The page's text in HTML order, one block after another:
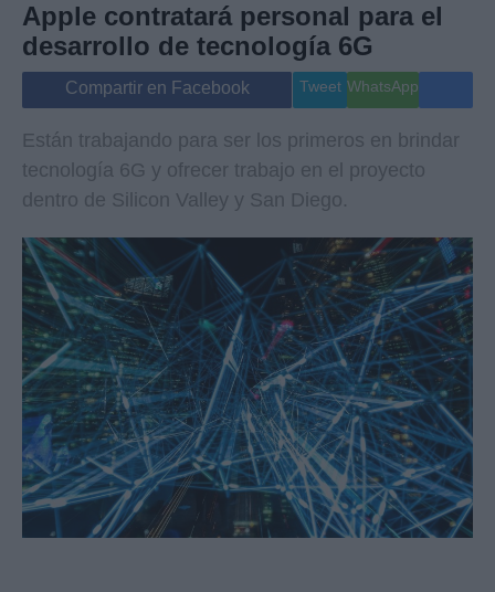
Internacional
Viajes
Gente
Musica
Apple contratará personal para el
desarrollo de tecnología 6G
Compartir en Facebook Tweet WhatsApp
Están trabajando para ser los primeros en brindar
tecnología 6G y ofrecer trabajo en el proyecto
dentro de Silicon Valley y San Diego.